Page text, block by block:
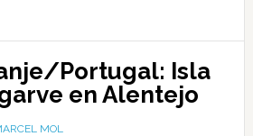
Portugal: Isla
en Alentejo
MOL